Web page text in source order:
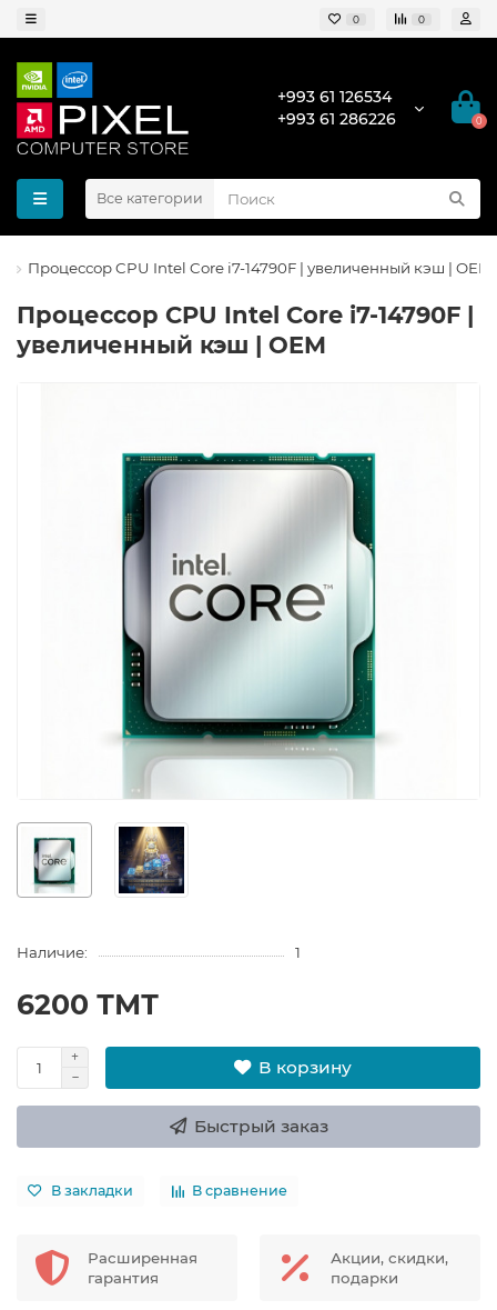
0 0
+993 61 126534
+993 61 286226
0
Все категории
Процессор CPU Intel Core i7-14790F | увеличенный кэш | OEM
Процессор CPU Intel Core i7-14790F |
увеличенный кэш | OEM
Наличие: 1
6200 ТМТ
В корзину
Быстрый заказ
В закладки В сравнение
Расширенная
гарантия
Акции, скидки,
подарки